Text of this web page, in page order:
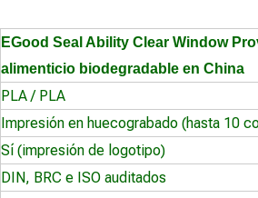
EGood Seal Ability Clear Window
alimenticio biodegradable en China
PLA / PLA
Impresión en huecograbado (hasta 10
Sí (impresión de logotipo)
DIN, BRC e ISO auditados